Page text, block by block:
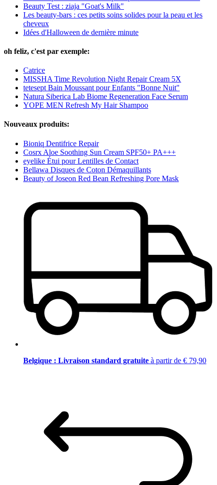
Beauty Test : ziaja "Goat's Milk"
Les beauty-bars : ces petits soins solides pour la peau et les
cheveux
Idées d'Halloween de dernière minute
oh feliz, c'est par exemple:
Catrice
MISSHA Time Revolution Night Repair Cream 5X
tetesept Bain Moussant pour Enfants "Bonne Nuit"
Natura Siberica Lab Biome Regeneration Face Serum
YOPE MEN Refresh My Hair Shampoo
Nouveaux produits:
Bioniq Dentifrice Repair
Cosrx Aloe Soothing Sun Cream SPF50+ PA+++
eyelike Étui pour Lentilles de Contact
Bellawa Disques de Coton Démaquillants
Beauty of Joseon Red Bean Refreshing Pore Mask
Belgique : Livraison standard gratuite à partir de € 79,90